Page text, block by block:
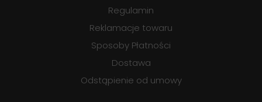
Regulamin
Reklamacje towaru
Sposoby Płatności
Dostawa
Odstąpienie od umowy